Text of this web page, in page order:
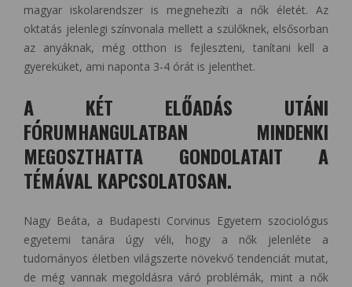
magyar iskolarendszer is megnehezíti a nők életét. Az
oktatás jelenlegi színvonala mellett a szülőknek, elsősorban
az anyáknak, még otthon is fejleszteni, tanítani kell a
gyereküket, ami naponta 3-4 órát is jelenthet.
A KÉT ELŐADÁS UTÁNI
FÓRUMHANGULATBAN MINDENKI
MEGOSZTHATTA GONDOLATAIT A
TÉMÁVAL KAPCSOLATOSAN.
Nagy Beáta, a Budapesti Corvinus Egyetem szociológus
egyetemi tanára úgy véli, hogy a nők jelenléte a
tudományos életben világszerte növekvő tendenciát mutat,
de még vannak megoldásra váró problémák, mint a nők